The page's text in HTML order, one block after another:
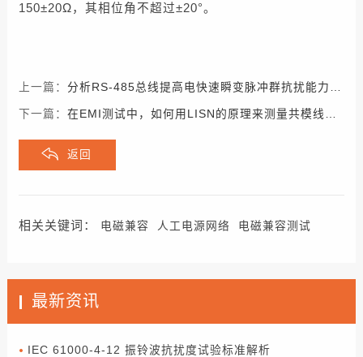
150±20Ω，其相位角不超过±20°。
上一篇： 分析RS-485总线提高电快速瞬变脉冲群抗扰能力的措施
下一篇： 在EMI测试中，如何用LISN的原理来测量共模线圈磁芯的饱和性
返回
相关关键词： 电磁兼容 人工电源网络 电磁兼容测试
最新资讯
IEC 61000-4-12 振铃波抗扰度试验标准解析